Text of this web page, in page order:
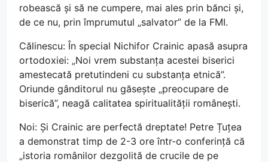
robească și să ne cumpere, mai ales prin bănci și,
de ce nu, prin împrumutul „salvator” de la FMI.
Călinescu: În special Nichifor Crainic apasă asupra
ortodoxiei: „Noi vrem substanța acestei biserici
amestecată pretutindeni cu substanța etnică”.
Oriunde gânditorul nu găsește „preocupare de
biserică”, neagă calitatea spiritualității românești.
Noi: Și Crainic are perfectă dreptate! Petre Țuțea
a demonstrat timp de 2-3 ore într-o conferință că
„istoria românilor dezgolită de crucile de pe